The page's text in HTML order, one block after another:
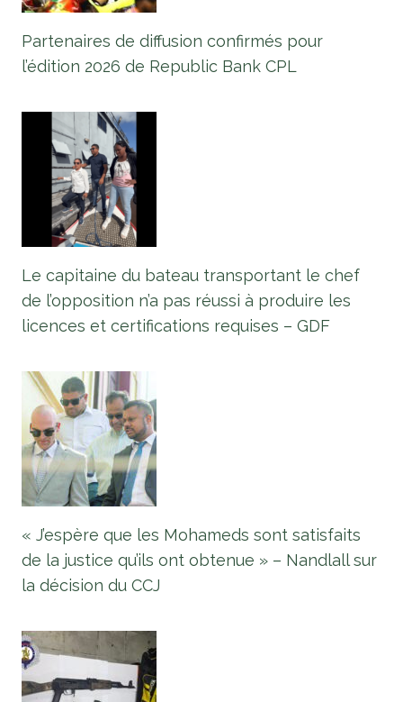
Partenaires de diffusion confirmés pour
l’édition 2026 de Republic Bank CPL
Le capitaine du bateau transportant le chef
de l’opposition n’a pas réussi à produire les
licences et certifications requises – GDF
« J’espère que les Mohameds sont satisfaits
de la justice qu’ils ont obtenue » – Nandlall sur
la décision du CCJ